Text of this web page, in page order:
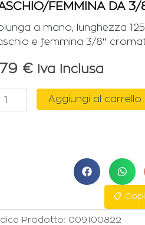
FEMMINA DA 3/
a mano, lunghezza
e femmina 3/8″
€ Iva Inclusa
Aggiungi al carrello
📋
Prodotto: 009100822